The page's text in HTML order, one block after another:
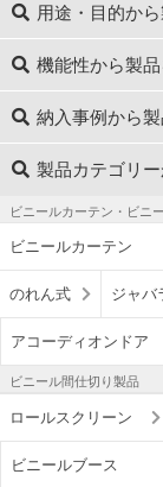
用途・目的か
機能性から製
納入事例から
製品カテゴリ
ビニールカーテン・ビニ
ビニールカーテン
のれん式 ジャバ
アコーディオンドア
ビニール間仕切り製品
ロールスクリーン
ビニールブース